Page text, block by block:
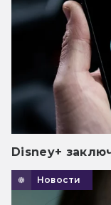
Disney+
Новости